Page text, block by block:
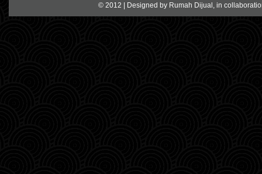
© 2012 | Designed by Rumah Dijual , in